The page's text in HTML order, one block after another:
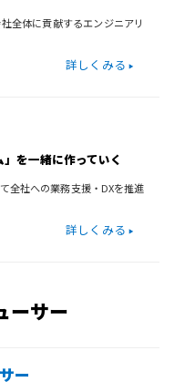
全体に貢献するエンジニアリ
詳しくみる
を一緒に作っていく
全社への業務支援・DXを推進
詳しくみる
ーサー
ー